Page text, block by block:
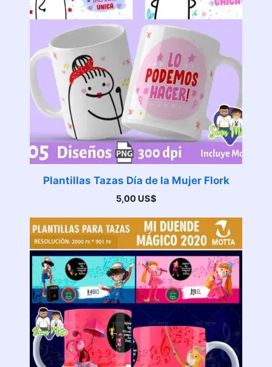
Plantillas Tazas Día de la Mujer Flork
5,00 US$